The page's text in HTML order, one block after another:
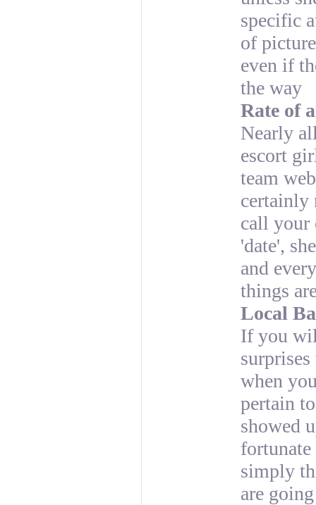
specific
of
even if
the way
Rate of
Nearly
escort
team
certainly
call your
'date',
and
things
Local
If you
when
pertain
showed
simply
are